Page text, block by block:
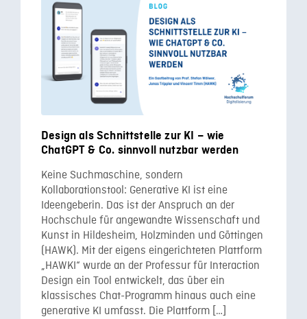
Design als Schnittstelle zur KI – wie
ChatGPT & Co. sinnvoll nutzbar werden
Keine Suchmaschine, sondern
Kollaborationstool: Generative KI ist eine
Ideengeberin. Das ist der Anspruch an der
Hochschule für angewandte Wissenschaft und
Kunst in Hildesheim, Holzminden und Göttingen
(HAWK). Mit der eigens eingerichteten Plattform
„HAWKI“ wurde an der Professur für Interaction
Design ein Tool entwickelt, das über ein
klassisches Chat-Programm hinaus auch eine
generative KI umfasst. Die Plattform […]